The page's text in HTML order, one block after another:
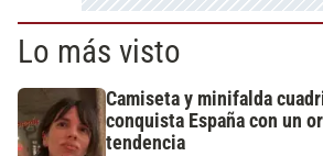
Lo más visto
Camiseta y minifalda
conquista España con un
tendencia